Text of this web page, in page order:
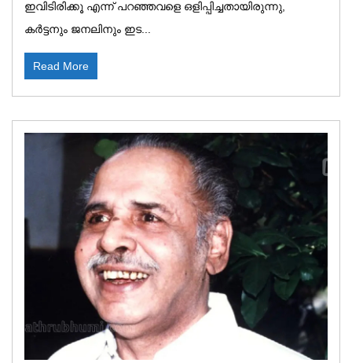
ഇവിടിരിക്കൂ എന്ന് പറഞ്ഞവളെ ഒളിപ്പിച്ചതായിരുന്നു,
കർട്ടനും ജനലിനും ഇട...
Read More